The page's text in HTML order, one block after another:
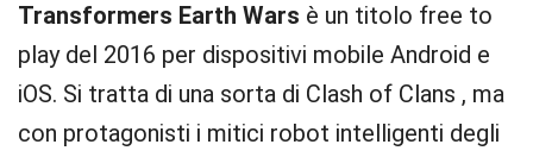
Transformers Earth Wars è un titolo free to
play del 2016 per dispositivi mobile Android e
iOS. Si tratta di una sorta di Clash of Clans , ma
con protagonisti i mitici robot intelligenti degli